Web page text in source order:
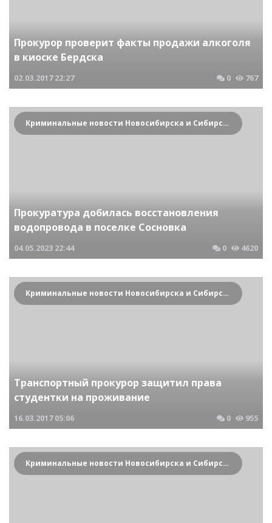
Прокурор проверит факты продажи алкоголя
в киоске Бердска
02.03.2017 22:27 0 767
Криминальные новости Новосибирска и Сибирского региона
Прокуратура добилась восстановления
водопровода в поселке Сосновка
04.05.2023 22:44 0 4620
Криминальные новости Новосибирска и Сибирского региона
Транспортный прокурор защитил права
студентки на проживание
16.03.2017 05:06 0 955
Криминальные новости Новосибирска и Сибирского региона